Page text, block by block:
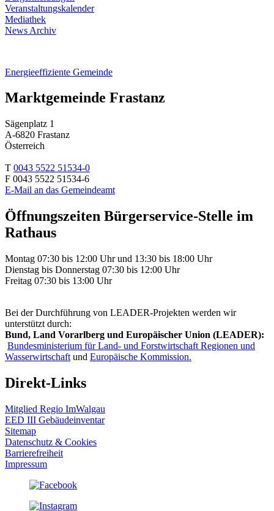
Veranstaltungskalender
Mediathek
News Archiv
Energieeffiziente Gemeinde
Marktgemeinde Frastanz
Sägenplatz 1
A-6820 Frastanz
Österreich
T 0043 5522 51534-0
F 0043 5522 51534-6
E-Mail an das Gemeindeamt
Öffnungszeiten Bürgerservice-Stelle im
Rathaus
Montag 07:30 bis 12:00 Uhr und 13:30 bis 18:00 Uhr
Dienstag bis Donnerstag 07:30 bis 12:00 Uhr
Freitag 07:30 bis 13:00 Uhr
Bei der Durchführung von LEADER-Projekten werden wir
unterstützt durch:
Bund, Land Vorarlberg und Europäischer Union (LEADER):
Bundesministerium für Land- und Forstwirtschaft Regionen und
Wasserwirtschaft und Europäische Kommission.
Direkt-Links
Mitglied Regio ImWalgau
EED III Gebäudeinventar
Sitemap
Datenschutz & Cookies
Barrierefreiheit
Impressum